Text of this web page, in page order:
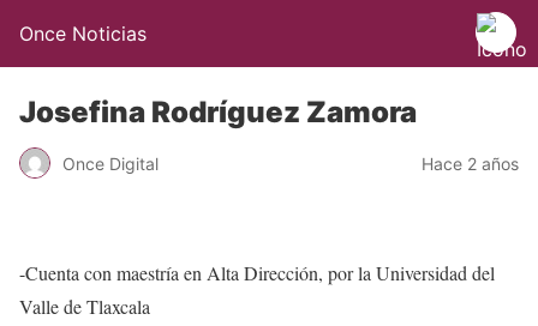
Once Noticias
Josefina Rodríguez Zamora
Once Digital Hace 2 años
-Cuenta con maestría en Alta Dirección, por la Universidad del
Valle de Tlaxcala